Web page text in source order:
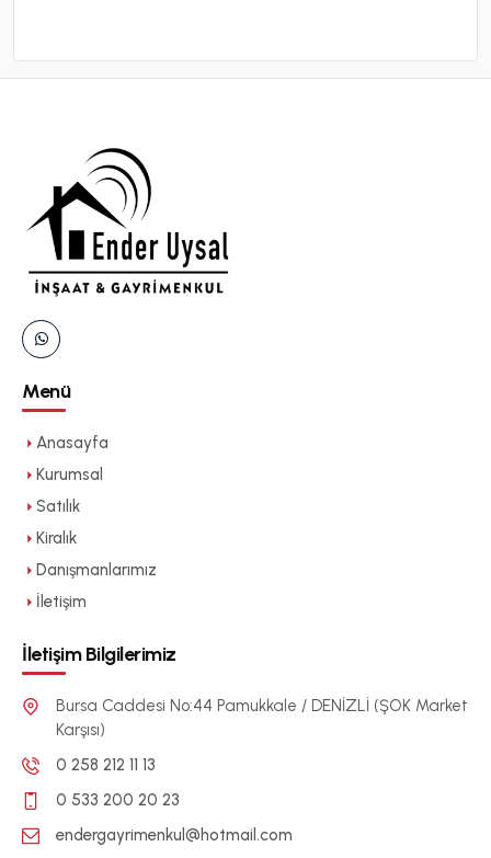
Menü
Anasayfa
Kurumsal
Satılık
Kiralık
Danışmanlarımız
İletişim
İletişim Bilgilerimiz
Bursa Caddesi No:44 Pamukkale / DENİZLİ (ŞOK Market
Karşısı)
0 258 212 11 13
0 533 200 20 23
endergayrimenkul@hotmail.com